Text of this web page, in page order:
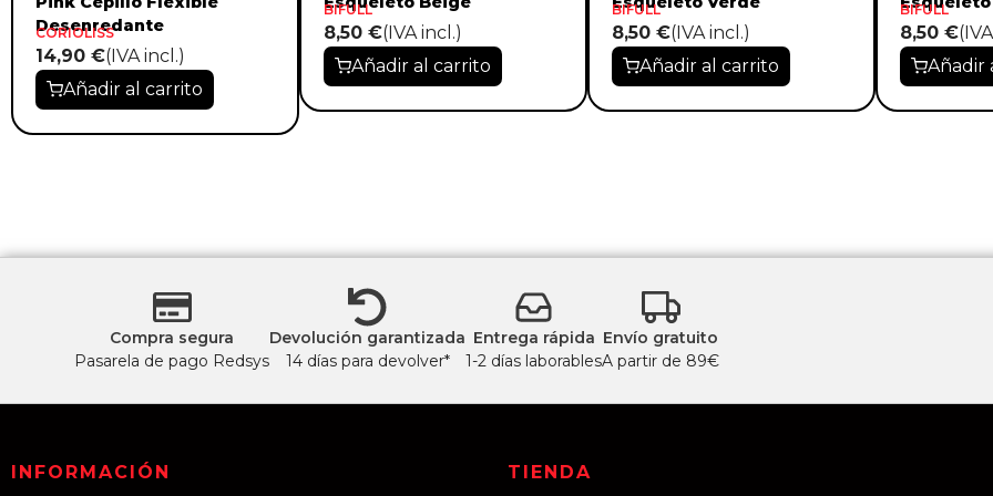
Desenredante
CORIOLISS
14,90 €(IVA incl.)
Añadir al carrito
BIFULL
8,50 €(IVA incl.)
Añadir al carrito
BIFULL
8,50 €(IVA incl.)
Añadir al carrito
BIFULL
8,50 €
Añadir
Compra segura
Pasarela de pago Redsys
Devolución garantizada
14 días para devolver*
Entrega rápida
1-2 días laborables
Envío gratuito
A partir de 89€
INFORMACIÓN TIENDA